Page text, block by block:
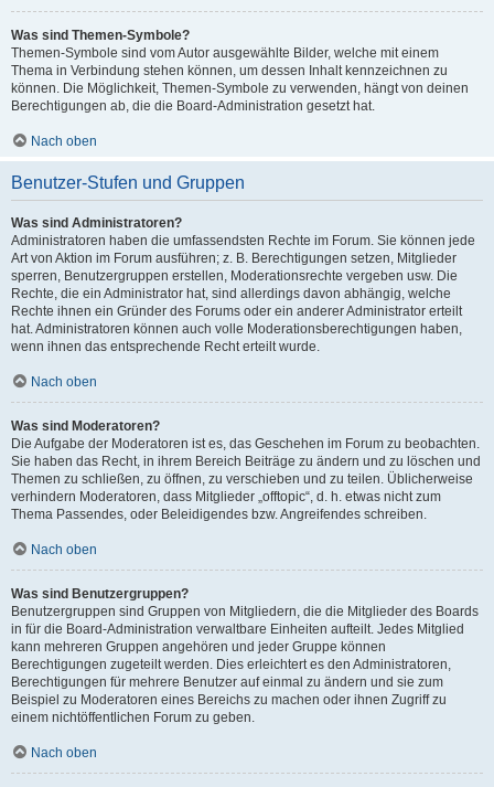
Was sind Themen-Symbole?
Themen-Symbole sind vom Autor ausgewählte Bilder, welche mit einem
Thema in Verbindung stehen können, um dessen Inhalt kennzeichnen zu
können. Die Möglichkeit, Themen-Symbole zu verwenden, hängt von deinen
Berechtigungen ab, die die Board-Administration gesetzt hat.
Nach oben
Benutzer-Stufen und Gruppen
Was sind Administratoren?
Administratoren haben die umfassendsten Rechte im Forum. Sie können jede
Art von Aktion im Forum ausführen; z. B. Berechtigungen setzen, Mitglieder
sperren, Benutzergruppen erstellen, Moderationsrechte vergeben usw. Die
Rechte, die ein Administrator hat, sind allerdings davon abhängig, welche
Rechte ihnen ein Gründer des Forums oder ein anderer Administrator erteilt
hat. Administratoren können auch volle Moderationsberechtigungen haben,
wenn ihnen das entsprechende Recht erteilt wurde.
Nach oben
Was sind Moderatoren?
Die Aufgabe der Moderatoren ist es, das Geschehen im Forum zu beobachten.
Sie haben das Recht, in ihrem Bereich Beiträge zu ändern und zu löschen und
Themen zu schließen, zu öffnen, zu verschieben und zu teilen. Üblicherweise
verhindern Moderatoren, dass Mitglieder „offtopic“, d. h. etwas nicht zum
Thema Passendes, oder Beleidigendes bzw. Angreifendes schreiben.
Nach oben
Was sind Benutzergruppen?
Benutzergruppen sind Gruppen von Mitgliedern, die die Mitglieder des Boards
in für die Board-Administration verwaltbare Einheiten aufteilt. Jedes Mitglied
kann mehreren Gruppen angehören und jeder Gruppe können
Berechtigungen zugeteilt werden. Dies erleichtert es den Administratoren,
Berechtigungen für mehrere Benutzer auf einmal zu ändern und sie zum
Beispiel zu Moderatoren eines Bereichs zu machen oder ihnen Zugriff zu
einem nichtöffentlichen Forum zu geben.
Nach oben